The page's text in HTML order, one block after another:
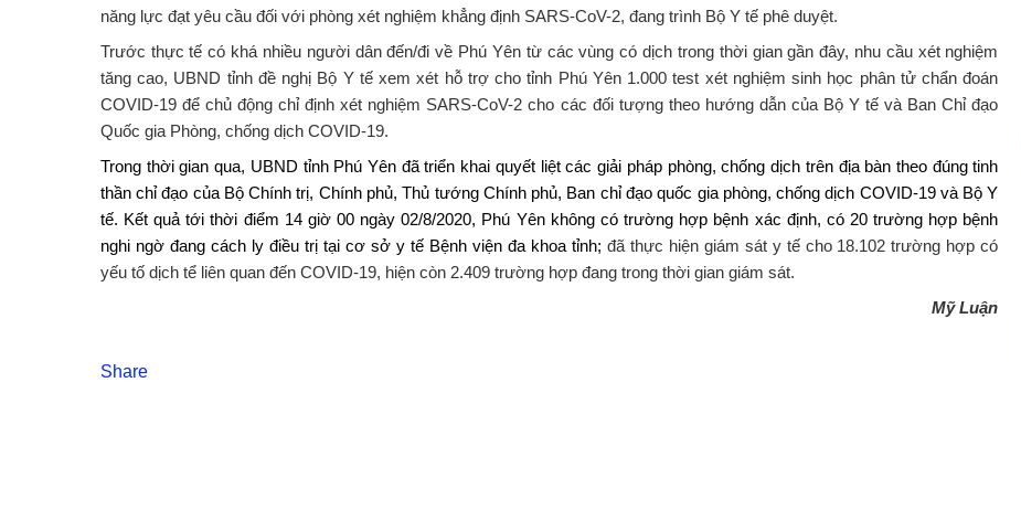
năng lực đạt yêu cầu đối với phòng xét nghiệm khẳng định SARS-CoV-2, đang trình Bộ Y tế phê duyệt.
Trước thực tế có khá nhiều người dân đến/đi về Phú Yên từ các vùng có dịch trong thời gian gần đây, nhu cầu xét nghiệm
tăng cao, UBND tỉnh đề nghị Bộ Y tế xem xét hỗ trợ cho tỉnh Phú Yên 1.000 test xét nghiệm sinh học phân tử chẩn đoán
COVID-19 để chủ động chỉ định xét nghiệm SARS-CoV-2 cho các đối tượng theo hướng dẫn của Bộ Y tế và Ban Chỉ đạo
Quốc gia Phòng, chống dịch COVID-19.
Trong thời gian qua, UBND tỉnh Phú Yên đã triển khai quyết liệt các giải pháp phòng, chống dịch trên địa bàn theo đúng tinh
thần chỉ đạo của Bộ Chính trị, Chính phủ, Thủ tướng Chính phủ, Ban chỉ đạo quốc gia phòng, chống dịch COVID-19 và Bộ Y
tế. Kết quả tới thời điểm 14 giờ 00 ngày 02/8/2020, Phú Yên không có trường hợp bệnh xác định, có 20 trường hợp bệnh
nghi ngờ đang cách ly điều trị tại cơ sở y tế Bệnh viện đa khoa tỉnh; đã thực hiện giám sát y tế cho 18.102 trường hợp có
yếu tố dịch tể liên quan đến COVID-19, hiện còn 2.409 trường hợp đang trong thời gian giám sát.
Mỹ Luận
Share